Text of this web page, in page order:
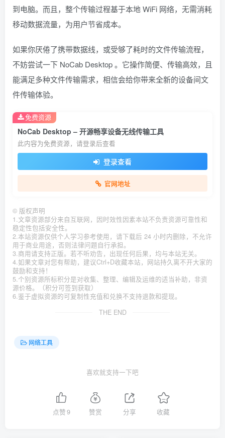
到电脑。而且，整个传输过程基于本地 WiFi 网络，无需消耗
移动数据流量，为用户节省成本。
如果你厌倦了携带数据线，或受够了耗时的文件传输流程，
不妨尝试一下 NoCab Desktop 。它操作简便、传输高效，且
能满足多种文件传输需求，相信会给你带来全新的设备间文
件传输体验。
NoCab Desktop – 开源畅享设备无线传输工具
此内容为免费资源，请登录后查看
登录查看
官网地址
免费资源
© 版权声明
1.文章资源部分来自互联网，因时效性因素本站不负责资源可靠性和
稳定性包括安全性。
2.本站资源仅供个人学习参考使用，请下载后 24 小时内删除，不允许
用于商业用途，否则法律问题自行承担。
3.商用请支持正版。若不听劝告，出现任何后果，均与本站无关。
4.如果文章对您有帮助，建议Ctrl+D收藏本站，网站持久离不开大家的
鼓励和支持！
5.个别资源所标积分是对收集、整理、编辑及运维的适当补助，非资
源价格。（积分可签到获取）
6.鉴于虚拟资源的可复制性充值和兑换不支持退款和提现。
THE END
网络工具
喜欢就支持一下吧
点赞9 赞赏 分享 收藏